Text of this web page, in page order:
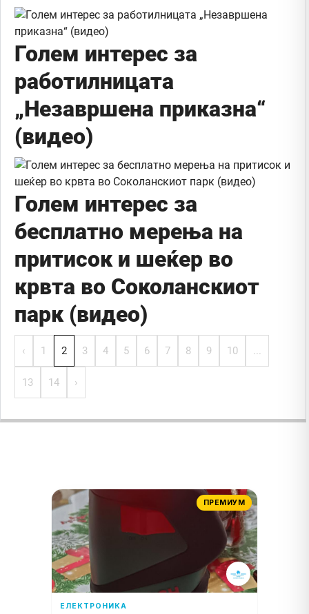
Голем интерес за
работилницата
„Незавршена приказна“
(видео)
Голем интерес за
бесплатно мерења на
притисок и шеќер во
крвта во Соколанскиот
парк (видео)
‹ 1 2 3 4 5 6 7 8 9 10 ...
13 14 ›
ПРЕМИУМ
ЕЛЕКТРОНИКА